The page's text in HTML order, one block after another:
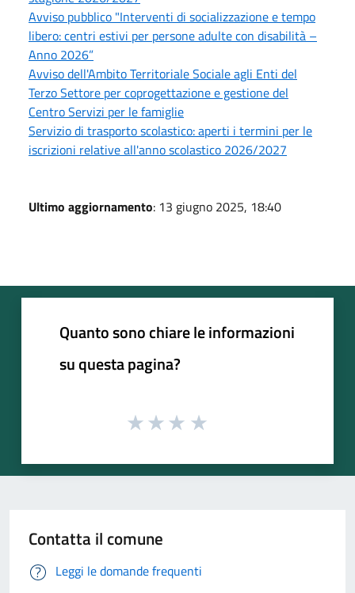
Avviso pubblico "Interventi di socializzazione e tempo
libero: centri estivi per persone adulte con disabilità –
Anno 2026”
Avviso dell'Ambito Territoriale Sociale agli Enti del
Terzo Settore per coprogettazione e gestione del
Centro Servizi per le famiglie
Servizio di trasporto scolastico: aperti i termini per le
iscrizioni relative all'anno scolastico 2026/2027
Ultimo aggiornamento: 13 giugno 2025, 18:40
Quanto sono chiare le informazioni
su questa pagina?
Contatta il comune
Leggi le domande frequenti